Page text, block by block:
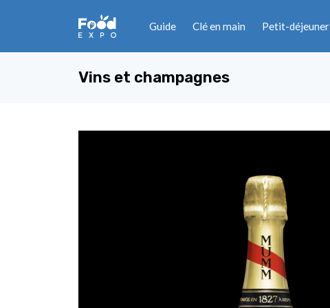
Guide Clé en main Petit-déjeuner
Vins et champagnes